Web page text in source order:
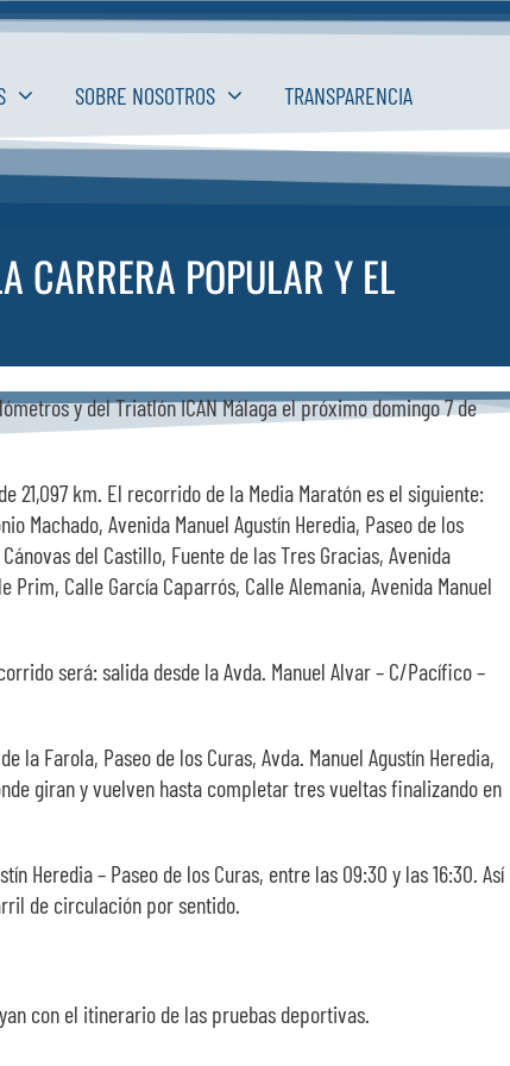
SOBRE NOSOTROS TRANSPARENCIA
CARRERA POPULAR Y EL
y del Triatlón ICAN Málaga el próximo domingo 7 de
21,097 km. El recorrido de la Media Maratón es el siguiente:
Machado, Avenida Manuel Agustín Heredia, Paseo de los
del Castillo, Fuente de las Tres Gracias, Avenida
Calle García Caparrós, Calle Alemania, Avenida Manuel
será: salida desde la Avda. Manuel Alvar – C/Pacífico –
Farola, Paseo de los Curas, Avda. Manuel Agustín Heredia,
giran y vuelven hasta completar tres vueltas finalizando en
Heredia – Paseo de los Curas, entre las 09:30 y las 16:30. Así
de circulación por sentido.
con el itinerario de las pruebas deportivas.